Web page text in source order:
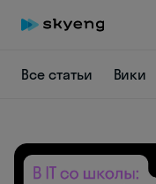
Все статьи Вики